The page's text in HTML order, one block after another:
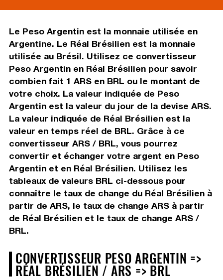
Le Peso Argentin est la monnaie utilisée en
Argentine. Le Réal Brésilien est la monnaie
utilisée au Brésil. Utilisez ce convertisseur
Peso Argentin en Réal Brésilien pour savoir
combien fait 1 ARS en BRL ou le montant de
votre choix. La valeur indiquée de Peso
Argentin est la valeur du jour de la devise ARS.
La valeur indiquée de Réal Brésilien est la
valeur en temps réel de BRL. Grâce à ce
convertisseur ARS / BRL, vous pourrez
convertir et échanger votre argent en Peso
Argentin et en Réal Brésilien. Utilisez les
tableaux de valeurs BRL ci-dessous pour
connaître le taux de change du Réal Brésilien à
partir de ARS, le taux de change ARS à partir
de Réal Brésilien et le taux de change ARS /
BRL.
CONVERTISSEUR PESO ARGENTIN =>
RÉAL BRÉSILIEN / ARS => BRL